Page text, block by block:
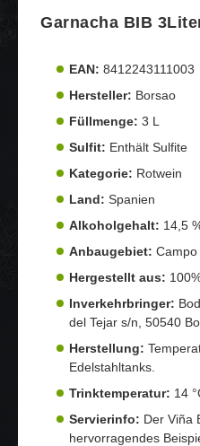
Garnacha BIB
EAN: 8412243111003
Hersteller: Borsao
Füllmenge: 3 L
Sulfit: Enthält Sulfite
Kategorie: Rotwein
Land: Spanien
Alkoholgehalt: 14,5
Anbaugebiet: Campo
Hergestellt aus:
Inverkehrbringer:
del Tejar s/n, 50540
Herstellung:
Edelstahltanks.
Trinktemperatur: 14
Servierinfo: Der Viña
hervorragendes